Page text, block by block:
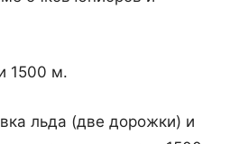
1500 м.
льда (две дорожки) и